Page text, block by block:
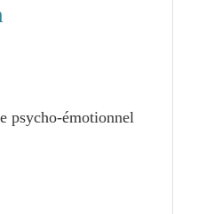
psycho-émotionnel